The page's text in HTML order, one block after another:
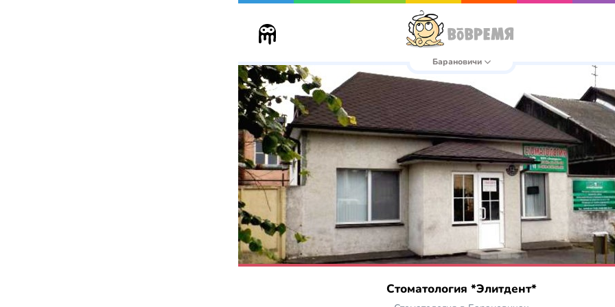
Барановичи
Стоматология *Элитдент*